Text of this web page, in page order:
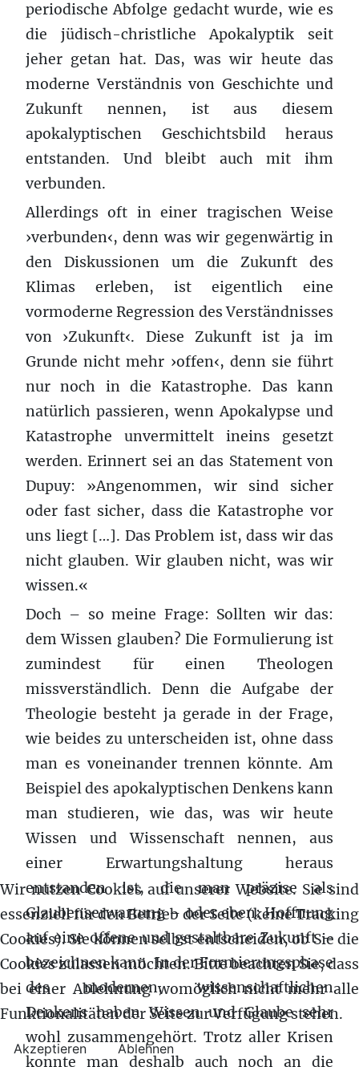
periodische Abfolge gedacht wurde, wie es
die jüdisch-christliche Apokalyptik seit
jeher getan hat. Das, was wir heute das
moderne Verständnis von Geschichte und
Zukunft nennen, ist aus diesem
apokalyptischen Geschichtsbild heraus
entstanden. Und bleibt auch mit ihm
verbunden.
Allerdings oft in einer tragischen Weise
›verbunden‹, denn was wir gegenwärtig in
den Diskussionen um die Zukunft des
Klimas erleben, ist eigentlich eine
vormoderne Regression des Verständnisses
von ›Zukunft‹. Diese Zukunft ist ja im
Grunde nicht mehr ›offen‹, denn sie führt
nur noch in die Katastrophe. Das kann
natürlich passieren, wenn Apokalypse und
Katastrophe unvermittelt ineins gesetzt
werden. Erinnert sei an das Statement von
Dupuy: »Angenommen, wir sind sicher
oder fast sicher, dass die Katastrophe vor
uns liegt […]. Das Problem ist, dass wir das
nicht glauben. Wir glauben nicht, was wir
wissen.«
Doch – so meine Frage: Sollten wir das:
dem Wissen glauben? Die Formulierung ist
zumindest für einen Theologen
missverständlich. Denn die Aufgabe der
Theologie besteht ja gerade in der Frage,
wie beides zu unterscheiden ist, ohne dass
man es voneinander trennen könnte. Am
Beispiel des apokalyptischen Denkens kann
man studieren, wie das, was wir heute
Wissen und Wissenschaft nennen, aus
einer Erwartungshaltung heraus
entstanden ist, die man präzise als
Glaubenserwartung – oder eben: Hoffnung
auf eine offene und gestaltbare Zukunft –
bezeichnen kann. In der Formierungsphase
des modernen, wissenschaftlichen
Denkens haben Wissen und Glaube sehr
wohl zusammengehört. Trotz aller Krisen
konnte man deshalb auch noch an die
Wir nutzen Cookies auf unserer Website. Sie sind
essenziell für den Betrieb der Seite (keine Tracking
Cookies). Sie können selbst entscheiden, ob Sie die
Cookies zulassen möchten. Bitte beachten Sie, dass
bei einer Ablehnung womöglich nicht mehr alle
Funktionalitäten der Seite zur Verfügung stehen.
Akzeptieren Ablehnen